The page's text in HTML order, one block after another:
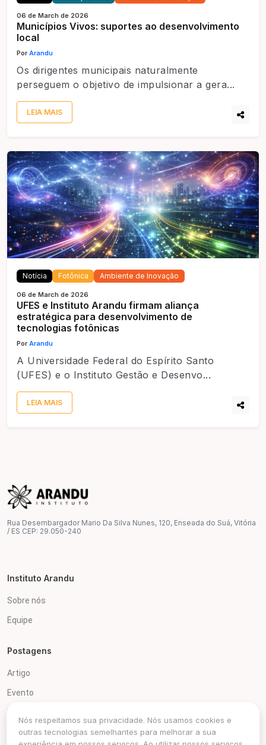
Nós respeitamos sua privacidade. Nós usamos cookies e
outras tecnologias semelhantes para melhorar a sua
06 de March de 2026
Municípios Vivos: suportes ao desenvolvimento
local
PorArandu
Os dirigentes municipais naturalmente
perseguem o objetivo de impulsionar a gera...
LEIA MAIS
Notícia Fotônica Ambiente de Inovação
06 de March de 2026
UFES e Instituto Arandu firmam aliança
estratégica para desenvolvimento de
tecnologias fotônicas
PorArandu
A Universidade Federal do Espírito Santo
(UFES) e o Instituto Gestão e Desenvo...
LEIA MAIS
Rua Desembargador Mario Da Silva Nunes, 120, Enseada do Suá, Vitória
/ ES CEP: 29.050-240
Instituto Arandu
Sobre nós
Equipe
Postagens
Artigo
Evento
Notícias